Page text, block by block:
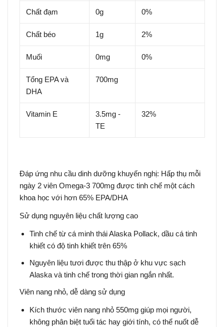
Chất đạm 0g 0%
Chất béo 1g 2%
Muối 0mg 0%
Tổng EPA và
DHA
700mg
Vitamin E
3.5mg -
TE
32%
Đáp ứng nhu cầu dinh dưỡng khuyến nghị: Hấp thụ mỗi
ngày 2 viên Omega-3 700mg được tinh chế một cách
khoa học với hơn 65% EPA/DHA
Sử dụng nguyên liệu chất lượng cao
Tinh chế từ cá minh thái Alaska Pollack, dầu cá tinh
khiết có độ tinh khiết trên 65%
Nguyên liệu tươi được thu thập ở khu vực sạch
Alaska và tinh chế trong thời gian ngắn nhất.
Viên nang nhỏ, dễ dàng sử dụng
Kích thước viên nang nhỏ 550mg giúp mọi người,
không phân biệt tuổi tác hay giới tính, có thể nuốt dễ